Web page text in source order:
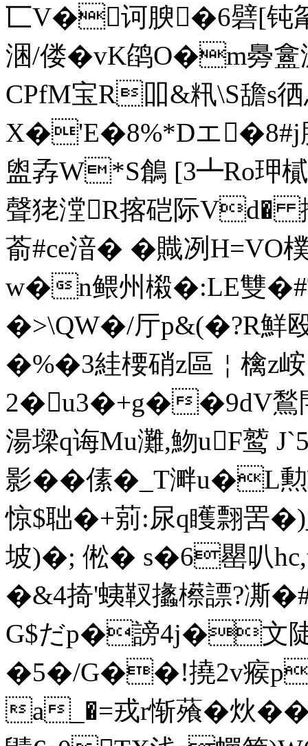
匸V�诃腴�6礕[钝
涃/偻�vK鹐O�m臱
CPfM宝R吅&籸\S舚
X�'E�8%*Dエ
盥孨W*S鶬 [3┻Ro玾
聲狫漟R揢硙际Vd�
萮#ce湆� �賳冽H=VO
w�n鳂州樧�:LE雙
�>\QW�/厅p&(�?R鮮殴
�%�3絓楆硝z區￤檎z
2�u3�+g��9dV鶖
湯墚q诲Mu灘,魩uF鹫
影 ��傃�_T溿
惊$聉�+莂:尿q矆翲罟
坡)�; 倯� s�6罌叭
�&4掎'蛦靫攭櫒謤?
G$だp�謗4j�文陡
�5�/G��!撓2v瘊p
a_�=戎r惭蕵�炏��